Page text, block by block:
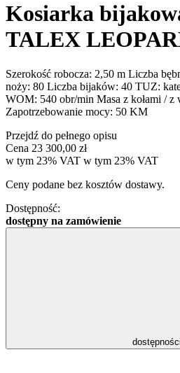
Kosiarka
TALEX
Szerokość robocza: 2,50 m Liczba
noży: 80 Liczba bijaków: 40 TUZ:
WOM: 540 obr/min Masa z kołami / z
Zapotrzebowanie mocy: 50 KM
Przejdź do pełnego opisu
Cena 23 300,00 zł
w tym 23% VAT w tym 23% VAT
Ceny podane bez kosztów dostawy.
Dostępność:
dostępny na zamówienie
dostępności